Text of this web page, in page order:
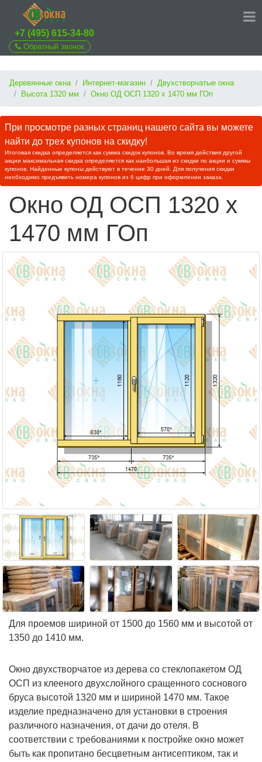
+7 (495) 615-34-80
Обратный звонок
Деревянные окна Интернет-магазин
Двухстворчатые окна
Высота 1320 мм
Окно ОД ОСП 1320 х 1470 мм ГОп
При просмотре разных страниц нашего сайта вы можете
найти до трех купонов на скидку!
Итоговая скидка определяется как сумма скидок купонов. Во время действия другой
акции максимальная скидка определяется как наибольшая из скидки по акции и суммы
купонов. Найденные купоны действуют в течение 30 дней. Для получения скидки
необходимо предъявить номера купонов из 6 цифр при оформлении заказа.
Окно ОД ОСП 1320 х
1470 мм ГОп
Для проемов шириной от 1500 до 1560 мм и высотой от
1350 до 1410 мм.
Окно двухстворчатое из дерева со стеклопакетом ОД
ОСП из клееного двухслойного сращенного соснового
бруса высотой 1320 мм и шириной 1470 мм. Такое
изделие предназначено для установки в строения
различного назначения, от дачи до отеля. В
соответствии с требованиями к постройке окно может
быть как пропитано бесцветным антисептиком, так и